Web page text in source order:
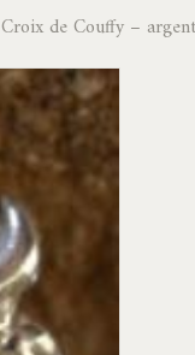
Croix de Couffy –